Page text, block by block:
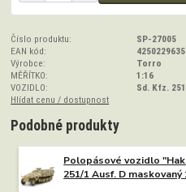
Číslo produktu:
SP-27005
EAN kód:
Výrobce:
Torro
MĚŘÍTKO:
1:16
VOZIDLO:
Sd. Kfz.
Hlídat cenu / dostupnost
Podobné produkty
Polopásové vozidlo
251/1 Ausf. D maskovaný